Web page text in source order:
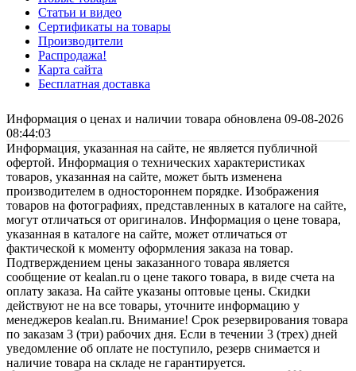
Статьи и видео
Сертификаты на товары
Производители
Распродажа!
Карта сайта
Бесплатная доставка
Информация о ценах и наличии товара обновлена 09-08-2026
08:44:03
Информация, указанная на сайте, не является публичной
офертой. Информация о технических характеристиках
товаров, указанная на сайте, может быть изменена
производителем в одностороннем порядке. Изображения
товаров на фотографиях, представленных в каталоге на сайте,
могут отличаться от оригиналов. Информация о цене товара,
указанная в каталоге на сайте, может отличаться от
фактической к моменту оформления заказа на товар.
Подтверждением цены заказанного товара является
сообщение от kealan.ru о цене такого товара, в виде счета на
оплату заказа. На сайте указаны оптовые цены. Скидки
действуют не на все товары, уточните информацию у
менеджеров kealan.ru. Внимание! Срок резервирования товара
по заказам 3 (три) рабочих дня. Если в течении 3 (трех) дней
уведомление об оплате не поступило, резерв снимается и
наличие товара на складе не гарантируется.